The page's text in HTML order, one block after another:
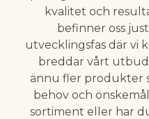
kvalitet och
befinner oss
utvecklingsfas där vi
breddar vårt
ännu fler produkter
behov och
sortiment eller har